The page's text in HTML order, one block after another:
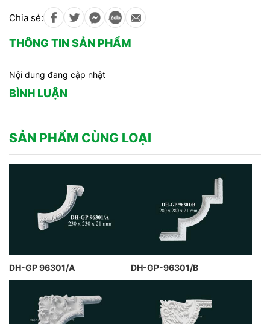
Chia sẻ:
THÔNG TIN SẢN PHẨM
Nội dung đang cập nhật
BÌNH LUẬN
SẢN PHẨM CÙNG LOẠI
DH-GP 96301/A DH-GP-96301/B